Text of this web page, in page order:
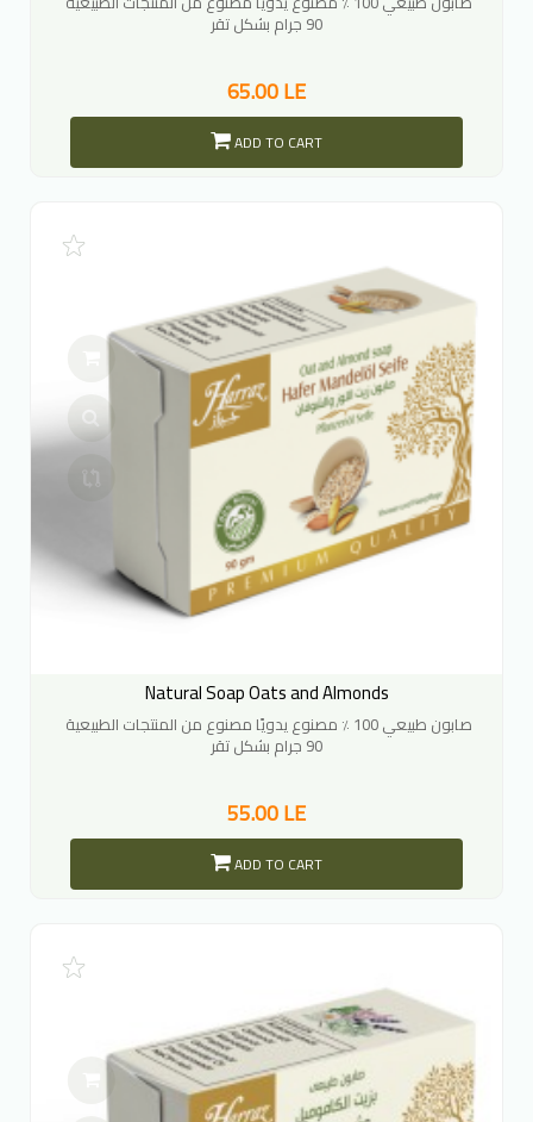
90 جرام بشكل تقر
65.00 LE
ADD TO CART
Natural Soap Oats and Almonds
صابون طبيعي 100 ٪ مصنوع يدويًا مصنوع من المنتجات الطبيعية
90 جرام بشكل تقر
55.00 LE
ADD TO CART